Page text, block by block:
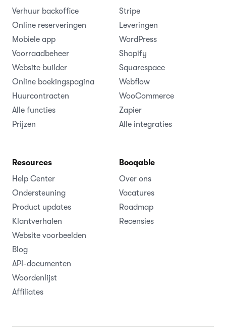
Verhuur backoffice
Online reserveringen
Mobiele app
Voorraadbeheer
Website builder
Online boekingspagina
Huurcontracten
Alle functies
Prijzen
Stripe
Leveringen
WordPress
Shopify
Squarespace
Webflow
WooCommerce
Zapier
Alle integraties
Resources
Help Center
Ondersteuning
Product updates
Klantverhalen
Website voorbeelden
Blog
API-documenten
Woordenlijst
Affiliates
Booqable
Over ons
Vacatures
Roadmap
Recensies